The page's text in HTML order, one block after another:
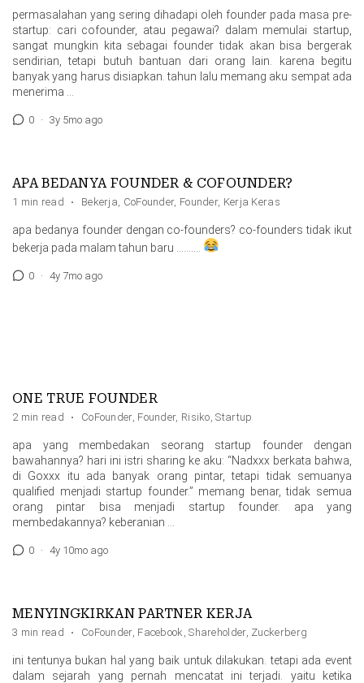
permasalahan yang sering dihadapi oleh founder pada masa pre-
startup: cari cofounder, atau pegawai? dalam memulai startup,
sangat mungkin kita sebagai founder tidak akan bisa bergerak
sendirian, tetapi butuh bantuan dari orang lain. karena begitu
banyak yang harus disiapkan. tahun lalu memang aku sempat ada
menerima …
0 · 3y 5mo ago
APA BEDANYA FOUNDER & COFOUNDER?
1 min read · Bekerja, CoFounder, Founder, Kerja Keras
apa bedanya founder dengan co-founders? co-founders tidak ikut
bekerja pada malam tahun baru ……….
0 · 4y 7mo ago
ONE TRUE FOUNDER
2 min read · CoFounder, Founder, Risiko,Startup
apa yang membedakan seorang startup founder dengan
bawahannya? hari ini istri sharing ke aku: “Nadxxx berkata bahwa,
di Goxxx itu ada banyak orang pintar, tetapi tidak semuanya
qualified menjadi startup founder.” memang benar, tidak semua
orang pintar bisa menjadi startup founder. apa yang
membedakannya? keberanian …
0 · 4y 10mo ago
MENYINGKIRKAN PARTNER KERJA
3 min read · CoFounder, Facebook ,Shareholder, Zuckerberg
ini tentunya bukan hal yang baik untuk dilakukan. tetapi ada event
dalam sejarah yang pernah mencatat ini terjadi. yaitu ketika